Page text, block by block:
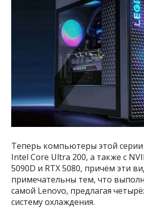
Теперь компьютеры этой
Intel Core Ultra 200, а также с
5090D и RTX 5080, причём эти
примечательны тем, что
самой Lenovo, предлагая
систему охлаждения.